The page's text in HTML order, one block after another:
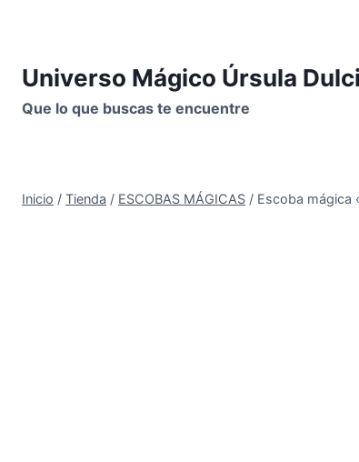
Universo Mágico Úrsula
Que lo que buscas te encuentre
Inicio / Tienda / ESCOBAS MÁGICAS / Escoba mágica